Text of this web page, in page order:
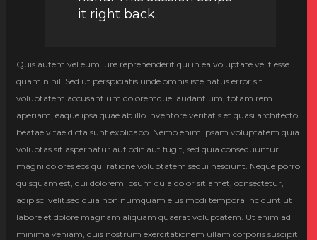
it right back.
Quis autem vel eum iure reprehenderit qui in ea voluptate velit esse
quam nihil. Sed ut perspiciatis unde omnis iste natus error sit
voluptatem accusantium doloremque laudantium, totam rem
aperiam, eaque ipsa quae ab illo inventore veritatis et quasi architecto
beatae vitae dicta sunt explicabo. Nemo enim ipsam voluptatem quia
voluptas sit aspernatur aut odit aut fugit, sed quia consequuntur
magni dolores eos qui ratione voluptatem sequi nesciunt. Neque porro
quisquam est, qui dolorem ipsum quia dolor sit amet, consectetur,
adipisci velit.sed quia non numquam eius modi tempora incidunt ut
labore et dolore magnam aliquam quaerat voluptatem. Ut enim ad
minima veniam, quis nostrum exercitationem ullam corporis suscipit